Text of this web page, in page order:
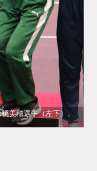
美穂選手（左下）、